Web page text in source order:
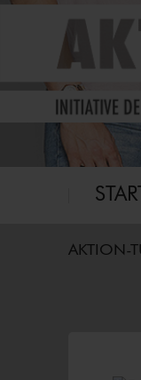
Aktion-
Eine Initiative für
AKTION-